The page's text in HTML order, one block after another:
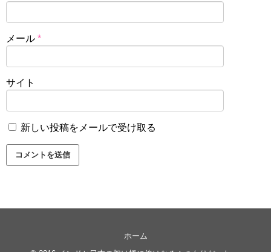
メール *
サイト
新しい投稿をメールで受け取る
ホーム